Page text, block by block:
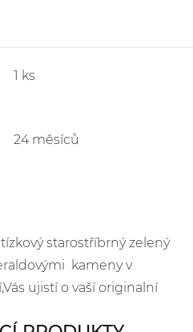
1 ks
24 měsíců
starostříbrný zelený
kameny v
ujistí o vaší originalní